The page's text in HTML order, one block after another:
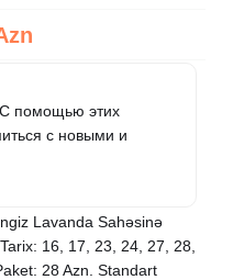
С помощью этих
с новыми и
Lavanda Sahəsinə
16, 17, 23, 24, 27, 28,
28 Azn. Standart